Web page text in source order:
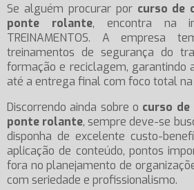
Se alguém procurar por curso de
ponte rolante, encontra na
TREINAMENTOS. A empresa
treinamentos de segurança do
formação e reciclagem, garantindo
até a entrega final com foco total na
Discorrendo ainda sobre o curso
ponte rolante, sempre deve-se
disponha de excelente custo-
aplicação de conteúdo, pontos
fora no planejamento de
com seriedade e profissionalismo.